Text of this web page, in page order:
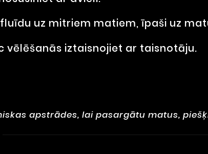
uz mitriem matiem, īpaši uz
vēlēšanās iztaisnojiet ar taisnotāju.
apstrādes, lai pasargātu matus,